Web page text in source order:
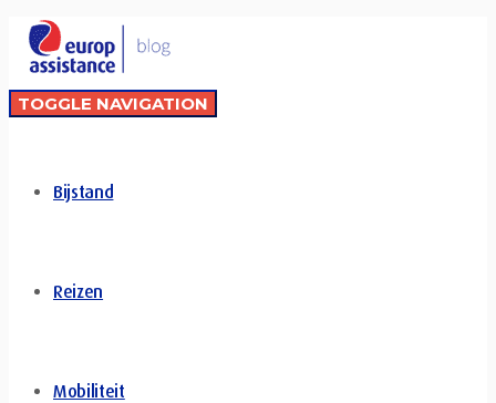
TOGGLE NAVIGATION
Bijstand
Reizen
Mobiliteit